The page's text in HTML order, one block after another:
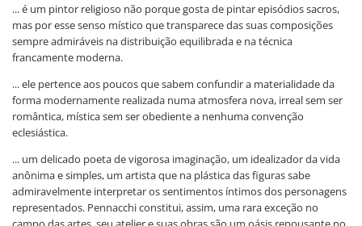
... é um pintor religioso não porque gosta de pintar episódios sacros,
mas por esse senso místico que transparece das suas composições
sempre admiráveis na distribuição equilibrada e na técnica
francamente moderna.
... ele pertence aos poucos que sabem confundir a materialidade da
forma modernamente realizada numa atmosfera nova, irreal sem ser
romântica, mística sem ser obediente a nenhuma convenção
eclesiástica.
... um delicado poeta de vigorosa imaginação, um idealizador da vida
anônima e simples, um artista que na plástica das figuras sabe
admiravelmente interpretar os sentimentos íntimos dos personagens
representados. Pennacchi constitui, assim, uma rara exceção no